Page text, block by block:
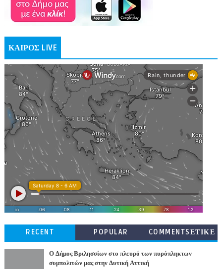
ΚΑΙΡΟΣ LIVE
RECENT POPULAR
COMMENTSΕΤΙΚΕ
Ο Δήμος Βριλησσίων στο πλευρό των πυρόπληκτων
συμπολιτών μας στην Δυτική Αττική